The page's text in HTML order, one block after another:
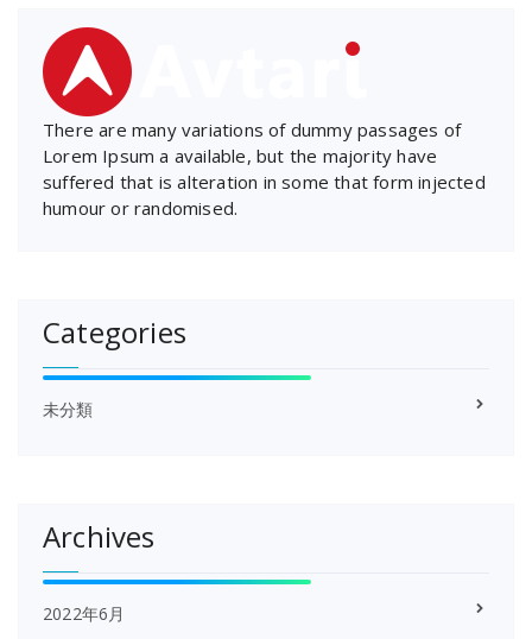
There are many variations of dummy passages of
Lorem Ipsum a available, but the majority have
suffered that is alteration in some that form injected
humour or randomised.
Categories
未分類
Archives
2022年6月